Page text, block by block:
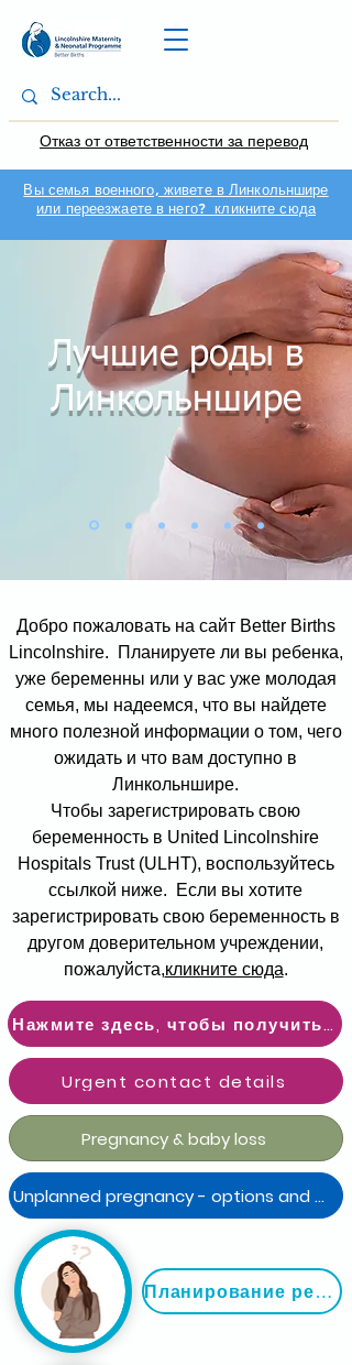
Отказ от ответственности за перевод
Вы семья военного, живете в Линкольншире
или переезжаете в него? кликните сюда
Лучшие роды в
Линкольншире
Добро пожаловать на сайт Better Births
Lincolnshire. Планируете ли вы ребенка,
уже беременны или у вас уже молодая
семья, мы надеемся, что вы найдете
много полезной информации о том, чего
ожидать и что вам доступно в
Линкольншире.
Чтобы зарегистрировать свою
беременность в United Lincolnshire
Hospitals Trust (ULHT), воспользуйтесь
ссылкой ниже. Если вы хотите
зарегистрировать свою беременность в
другом доверительном учреждении,
пожалуйста,кликните сюда.
Нажмите здесь, чтобы получить срочную контактную информацию
Urgent contact details
Pregnancy & baby loss
Unplanned pregnancy - options and advice
Планирование ребенка